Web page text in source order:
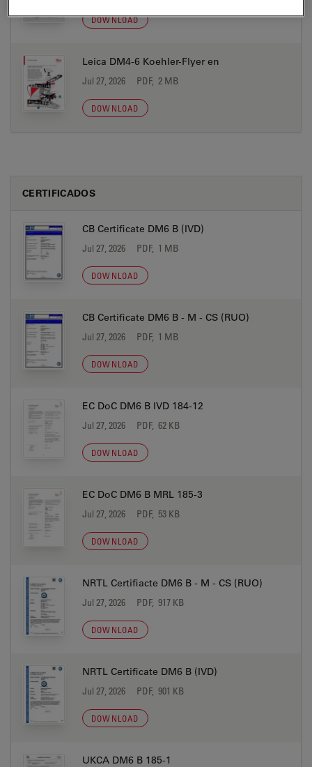
DOWNLOAD
Leica DM4-6 Koehler-Flyer en
Jul 27, 2026 PDF, 2 MB
DOWNLOAD
CERTIFICADOS
CB Certificate DM6 B (IVD)
Jul 27, 2026 PDF, 1 MB
DOWNLOAD
CB Certificate DM6 B - M - CS (RUO)
Jul 27, 2026 PDF, 1 MB
DOWNLOAD
EC DoC DM6 B IVD 184-12
Jul 27, 2026 PDF, 62 KB
DOWNLOAD
EC DoC DM6 B MRL 185-3
Jul 27, 2026 PDF, 53 KB
DOWNLOAD
NRTL Certifiacte DM6 B - M - CS (RUO)
Jul 27, 2026 PDF, 917 KB
DOWNLOAD
NRTL Certificate DM6 B (IVD)
Jul 27, 2026 PDF, 901 KB
DOWNLOAD
UKCA DM6 B 185-1